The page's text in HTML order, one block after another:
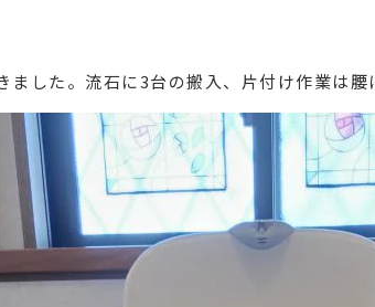
ました。流石に3台の搬入、片付け作業は